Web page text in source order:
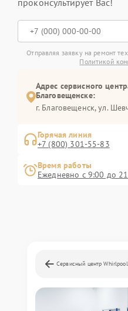
проконсультирует Вас!
Отправляя заявку на ремонт
Политикой
Адрес сервисного
Благовещенске:
г. Благовещенск, ул.
Горячая линия
+7 (800) 301-55-83
Время работы
Ежедневно с 9:00 до
Сервисный центр Whirlpool